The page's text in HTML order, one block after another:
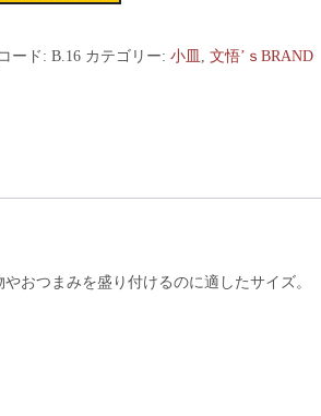
ード: B.16 カテゴリー: 小皿 , 文悟’ｓBRAND
おつまみを盛り付けるのに適したサイズ。